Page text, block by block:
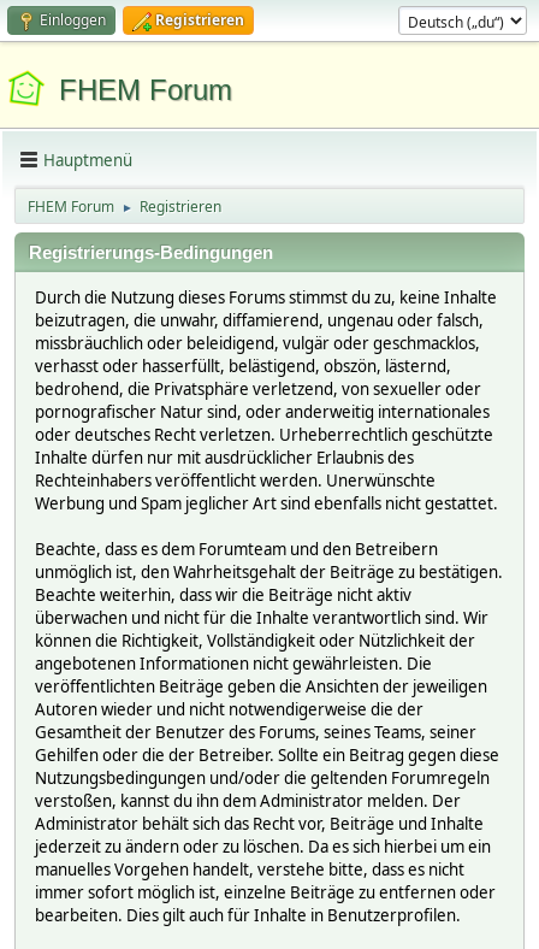
Einloggen Registrieren
FHEM Forum
Hauptmenü
FHEM Forum ► Registrieren
Registrierungs-Bedingungen
Durch die Nutzung dieses Forums stimmst du zu, keine Inhalte
beizutragen, die unwahr, diffamierend, ungenau oder falsch,
missbräuchlich oder beleidigend, vulgär oder geschmacklos,
verhasst oder hasserfüllt, belästigend, obszön, lästernd,
bedrohend, die Privatsphäre verletzend, von sexueller oder
pornografischer Natur sind, oder anderweitig internationales
oder deutsches Recht verletzen. Urheberrechtlich geschützte
Inhalte dürfen nur mit ausdrücklicher Erlaubnis des
Rechteinhabers veröffentlicht werden. Unerwünschte
Werbung und Spam jeglicher Art sind ebenfalls nicht gestattet.
Beachte, dass es dem Forumteam und den Betreibern
unmöglich ist, den Wahrheitsgehalt der Beiträge zu bestätigen.
Beachte weiterhin, dass wir die Beiträge nicht aktiv
überwachen und nicht für die Inhalte verantwortlich sind. Wir
können die Richtigkeit, Vollständigkeit oder Nützlichkeit der
angebotenen Informationen nicht gewährleisten. Die
veröffentlichten Beiträge geben die Ansichten der jeweiligen
Autoren wieder und nicht notwendigerweise die der
Gesamtheit der Benutzer des Forums, seines Teams, seiner
Gehilfen oder die der Betreiber. Sollte ein Beitrag gegen diese
Nutzungsbedingungen und/oder die geltenden Forumregeln
verstoßen, kannst du ihn dem Administrator melden. Der
Administrator behält sich das Recht vor, Beiträge und Inhalte
jederzeit zu ändern oder zu löschen. Da es sich hierbei um ein
manuelles Vorgehen handelt, verstehe bitte, dass es nicht
immer sofort möglich ist, einzelne Beiträge zu entfernen oder
bearbeiten. Dies gilt auch für Inhalte in Benutzerprofilen.